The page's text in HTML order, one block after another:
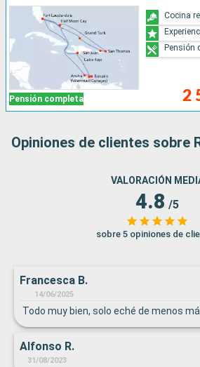
Pensión completa 2
Cocina
Pensión
Opiniones de clientes sobre
VALORACIÓN
4.8 /5
sobre 5 opiniones de
Francesca B.
14/06/2025
Todo muy bien, solo eché de menos
Alfonso R.
31/08/2023